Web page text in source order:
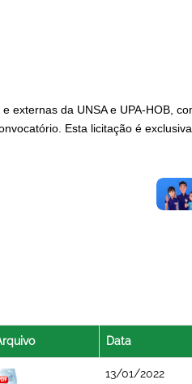
externas da UNSA e UPA-HOB,
Esta licitação é
Data
13/01/2022